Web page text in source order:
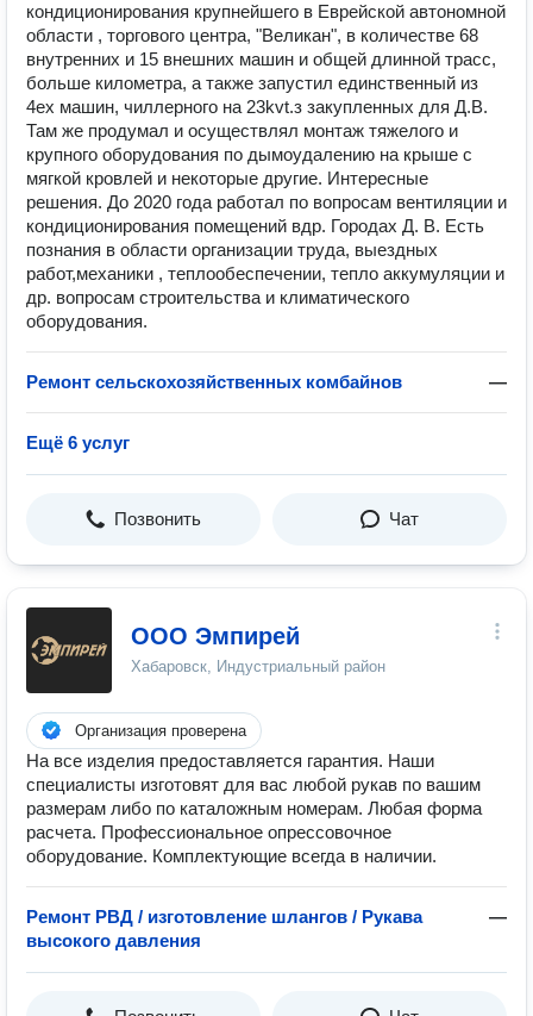
кондиционирования крупнейшего в Еврейской автономной
области , торгового центра, "Великан", в количестве 68
внутренних и 15 внешних машин и общей длинной трасс,
больше километра, а также запустил единственный из
4ех машин, чиллерного на 23kvt.з закупленных для Д.В.
Там же продумал и осуществлял монтаж тяжелого и
крупного оборудования по дымоудалению на крыше с
мягкой кровлей и некоторые другие. Интересные
решения. До 2020 года работал по вопросам вентиляции и
кондиционирования помещений вдр. Городах Д. В. Есть
познания в области организации труда, выездных
работ,механики , теплообеспечении, тепло аккумуляции и
др. вопросам строительства и климатического
оборудования.
Ремонт сельскохозяйственных комбайнов —
Ещё 6 услуг
Позвонить Чат
ООО Эмпирей
Хабаровск, Индустриальный район
Организация проверена
На все изделия предоставляется гарантия. Наши
специалисты изготовят для вас любой рукав по вашим
размерам либо по каталожным номерам. Любая форма
расчета. Профессиональное опрессовочное
оборудование. Комплектующие всегда в наличии.
Ремонт РВД / изготовление шлангов / Рукава
высокого давления
—